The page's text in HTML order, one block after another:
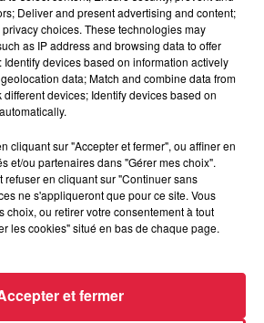
les flamants rouges
Deliver and present advertising and content;
choices. These technologies may
as IP address and browsing data to offer
devices based on information actively
data; Match and combine data from
devices; Identify devices based on
cliquant sur "Accepter et fermer", ou affiner en
et/ou partenaires dans "Gérer mes choix".
refuser en cliquant sur "Continuer sans
ne s'appliqueront que pour ce site. Vous
choix, ou retirer votre consentement à tout
les cookies" situé en bas de chaque page.
et fermer